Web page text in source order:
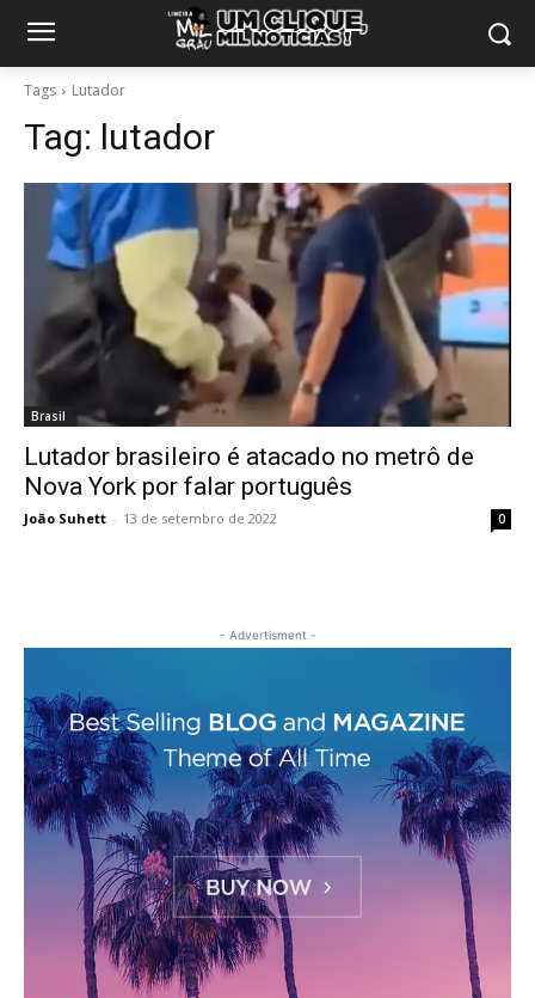
Tags Lutador
Tag: lutador
Brasil
Lutador brasileiro é atacado no metrô de
Nova York por falar português
João Suhett - 13 de setembro de 2022 0
- Advertisment -